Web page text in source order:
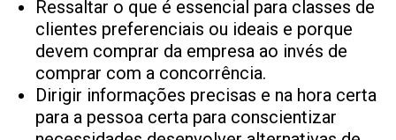
Ressaltar o que é essencial para classes de
clientes preferenciais ou ideais e porque
devem comprar da empresa ao invés de
comprar com a concorrência.
Dirigir informações precisas e na hora certa
para a pessoa certa para conscientizar